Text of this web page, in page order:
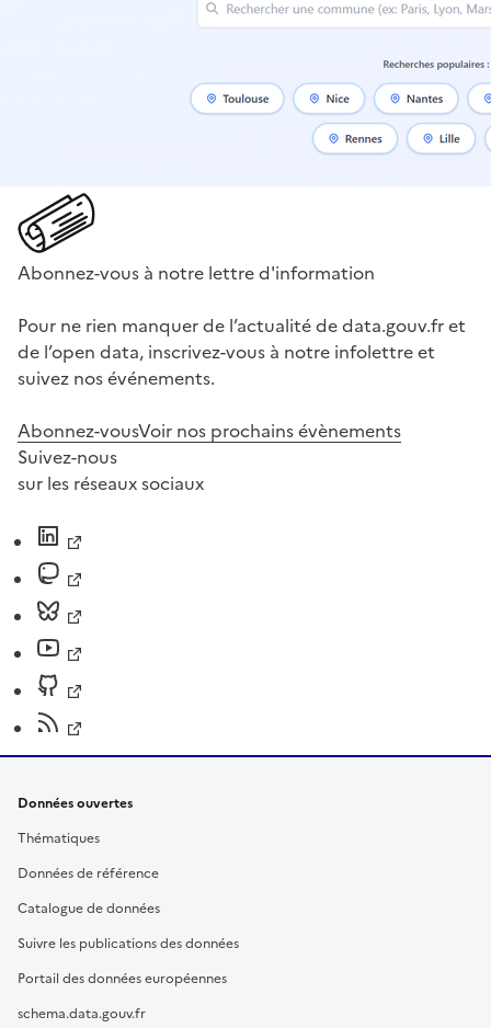
Abonnez-vous à notre lettre d'information
Pour ne rien manquer de l’actualité de data.gouv.fr et
de l’open data, inscrivez-vous à notre infolettre et
suivez nos événements.
Abonnez-vousVoir nos prochains évènements
Suivez-nous
sur les réseaux sociaux
Données ouvertes
Thématiques
Données de référence
Catalogue de données
Suivre les publications des données
Portail des données européennes
schema.data.gouv.fr